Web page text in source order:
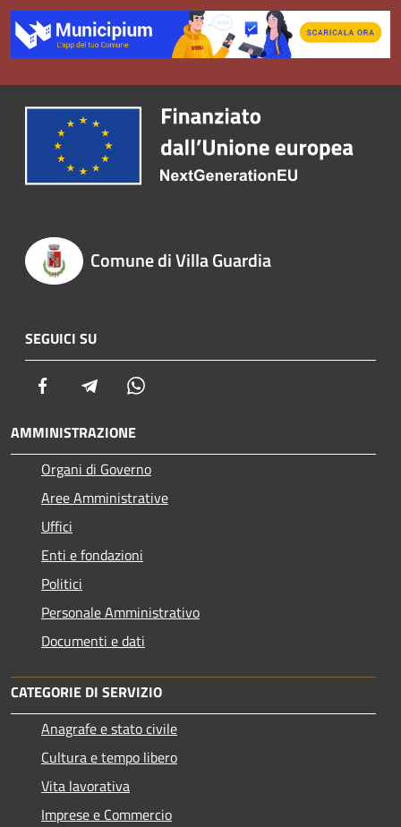
Comune di Villa Guardia
SEGUICI SU
Facebook Telegram
AMMINISTRAZIONE
Organi di Governo
Aree Amministrative
Uffici
Enti e fondazioni
Politici
Personale Amministrativo
Documenti e dati
CATEGORIE DI SERVIZIO
Anagrafe e stato civile
Cultura e tempo libero
Vita lavorativa
Imprese e Commercio